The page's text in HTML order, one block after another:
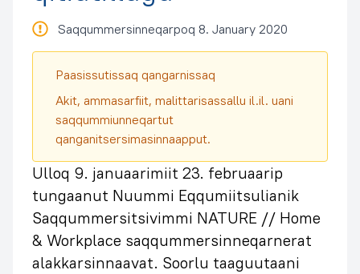
Saqqummersinneqarpoq 8. January 2020
Paasissutissaq qangarnissaq
Akit, ammasarfiit, malittarisassallu il.il. uani
saqqummiunneqartut
qanganitsersimasinnaapput.
Ulloq 9. januaarimiit 23. februaarip
tungaanut Nuummi Eqqumiitsulianik
Saqqummersitsivimmi NATURE // Home
& Workplace saqqummersinneqarnerat
alakkarsinnaavat. Soorlu taaguutaani